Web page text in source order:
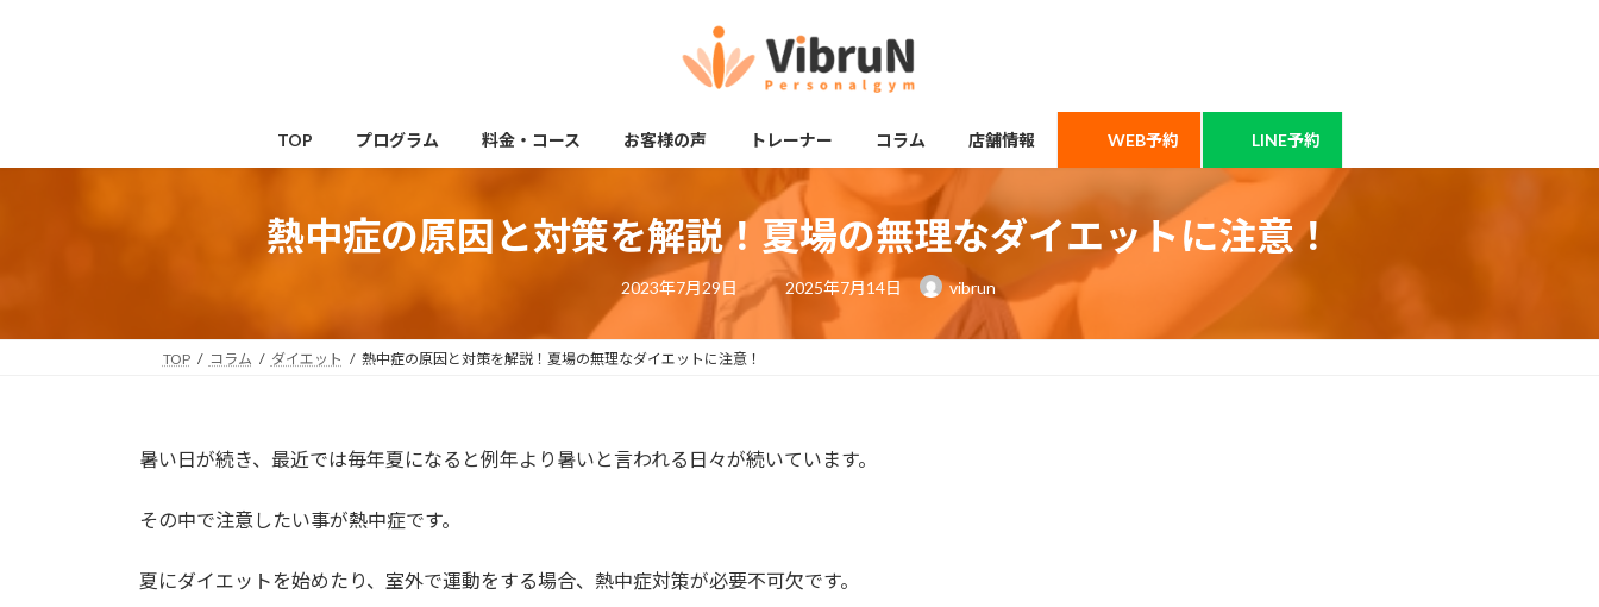
TOP プログラム 料金・コース お客様の声 トレーナー コラム 店舗情報 WEB予約 LINE予約
熱中症の原因と対策を解説！夏場の無理なダイエットに注意！
2023年7月29日
最
終
日
2025年7月14日 vibrun
TOP コラム ダイエット 熱中症の原因と対策を解説！夏場の無理なダイエットに注意！
暑い日が続き、最近では毎年夏になると例年より暑いと言われる日々が続いています。
その中で注意したい事が熱中症です。
夏にダイエットを始めたり、室外で運動をする場合、熱中症対策が必要不可欠です。